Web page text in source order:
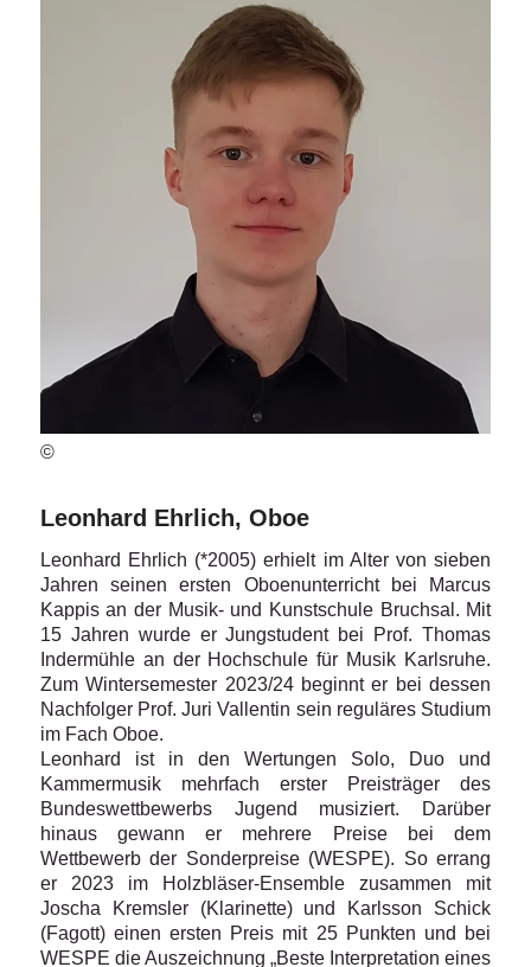
©
Leonhard Ehrlich, Oboe
Leonhard Ehrlich (*2005) erhielt im Alter von sieben
Jahren seinen ersten Oboenunterricht bei Marcus
Kappis an der Musik- und Kunstschule Bruchsal. Mit
15 Jahren wurde er Jungstudent bei Prof. Thomas
Indermühle an der Hochschule für Musik Karlsruhe.
Zum Wintersemester 2023/24 beginnt er bei dessen
Nachfolger Prof. Juri Vallentin sein reguläres Studium
im Fach Oboe.
Leonhard ist in den Wertungen Solo, Duo und
Kammermusik mehrfach erster Preisträger des
Bundeswettbewerbs Jugend musiziert. Darüber
hinaus gewann er mehrere Preise bei dem
Wettbewerb der Sonderpreise (WESPE). So errang
er 2023 im Holzbläser-Ensemble zusammen mit
Joscha Kremsler (Klarinette) und Karlsson Schick
(Fagott) einen ersten Preis mit 25 Punkten und bei
WESPE die Auszeichnung „Beste Interpretation eines